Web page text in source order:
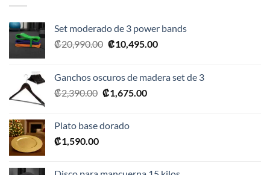
Set moderado de 3 power bands
₡20,990.00 El
era:
₡20,990.00.
₡10,495.00El
es:
Ganchos oscuros de madera set de 3
₡2,390.00 El
era:
₡1,675.00El
Plato base dorado
₡1,590.00